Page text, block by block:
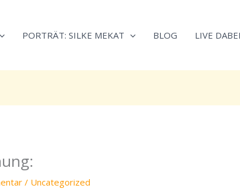
PORTRÄT: SILKE MEKAT BLOG LIVE
/ Uncategorized
sich
reduzieren